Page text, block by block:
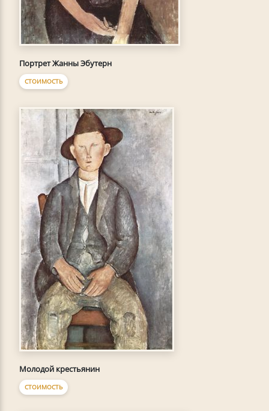
Портрет Жанны Эбутерн
СТОИМОСТЬ
Молодой крестьянин
СТОИМОСТЬ